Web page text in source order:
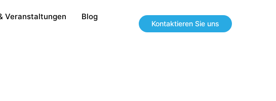
Veranstaltungen Blog
Kontaktieren Sie uns